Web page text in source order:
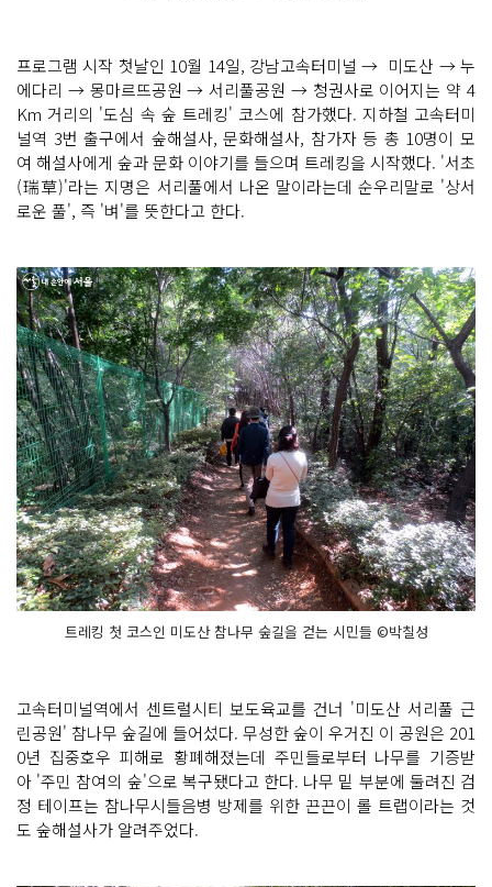
프로그램 시작 첫날인 10월 14일, 강남고속터미널 → 미도산 → 누
에다리 → 몽마르뜨공원 → 서리풀공원 → 청권사로 이어지는 약 4
Km 거리의 '도심 속 숲 트레킹' 코스에 참가했다. 지하철 고속터미
널역 3번 출구에서 숲해설사, 문화해설사, 참가자 등 총 10명이 모
여 해설사에게 숲과 문화 이야기를 들으며 트레킹을 시작했다. '서초
(瑞草)'라는 지명은 서리풀에서 나온 말이라는데 순우리말로 '상서
로운 풀', 즉 '벼'를 뜻한다고 한다.
트레킹 첫 코스인 미도산 참나무 숲길을 걷는 시민들 ©박칠성
고속터미널역에서 센트럴시티 보도육교를 건너 '미도산 서리풀 근
린공원' 참나무 숲길에 들어섰다. 무성한 숲이 우거진 이 공원은 201
0년 집중호우 피해로 황폐해졌는데 주민들로부터 나무를 기증받
아 '주민 참여의 숲'으로 복구됐다고 한다. 나무 밑 부분에 둘려진 검
정 테이프는 참나무시들음병 방제를 위한 끈끈이 롤 트랩이라는 것
도 숲해설사가 알려주었다.